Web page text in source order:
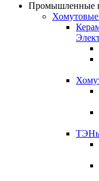
Промышленные
Хомутовые
ТЭНы